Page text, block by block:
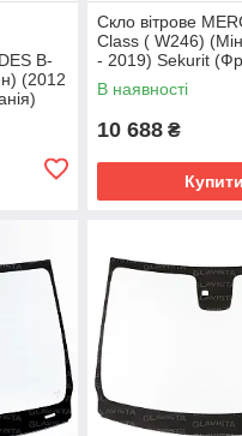
B-
(2012
Скло вітрове
Class ( W246)
- 2019) Sekurit
В наявності
10 688 ₴
Купити